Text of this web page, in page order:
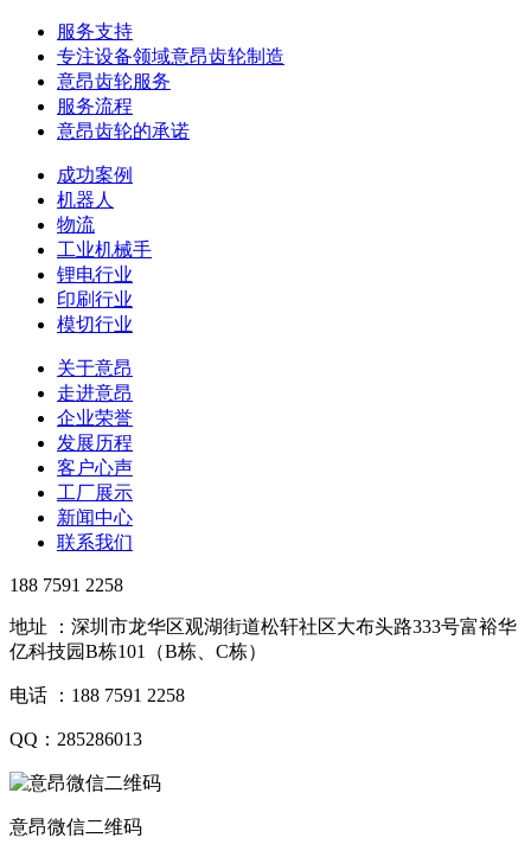
服务支持
专注设备领域意昂齿轮制造
意昂齿轮服务
服务流程
意昂齿轮的承诺
成功案例
机器人
物流
工业机械手
锂电行业
印刷行业
模切行业
关于意昂
走进意昂
企业荣誉
发展历程
客户心声
工厂展示
新闻中心
联系我们
188 7591 2258
地址 ：深圳市龙华区观湖街道松轩社区大布头路333号富裕华
亿科技园B栋101（B栋、C栋）
电话 ：188 7591 2258
QQ：285286013
意昂微信二维码